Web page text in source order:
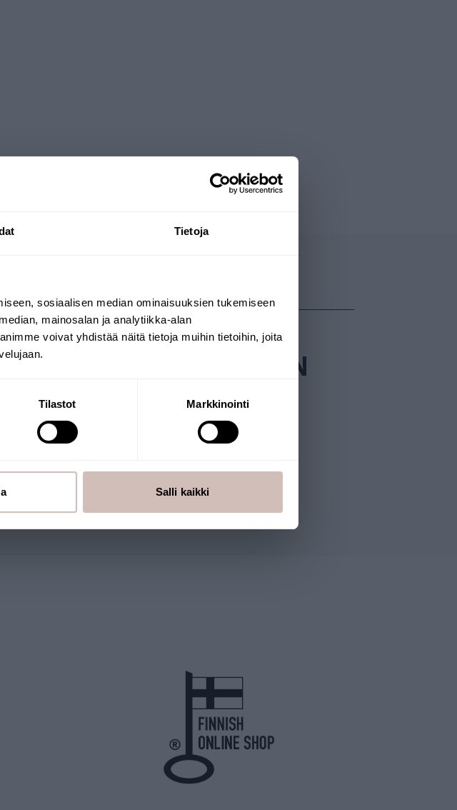
Tietoja
sosiaalisen median ominaisuuksien tukemiseen
mainosalan ja analytiikka-alan
voivat yhdistää näitä tietoja muihin tietoihin, joita
Tilastot Markkinointi
Salli kaikki
FILTERKOMBINATIONEN
att fortsätta